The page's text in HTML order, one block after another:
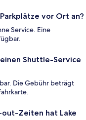
vor Ort an?
Service. Eine
Shuttle-Service
Die Gebühr beträgt
out-Zeiten hat Lake